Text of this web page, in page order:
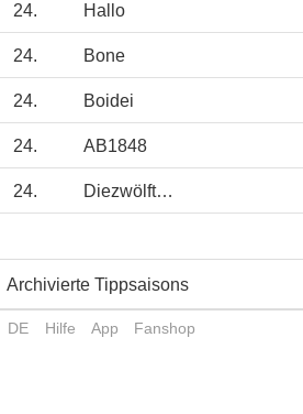
24. Hallo
24. Bone
24. Boidei
24. AB1848
24. DiezwölfteFrau
Archivierte Tippsaisons
DE Hilfe App Fanshop